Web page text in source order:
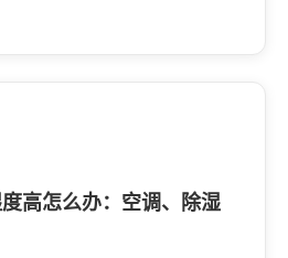
高怎么办：空调、除湿